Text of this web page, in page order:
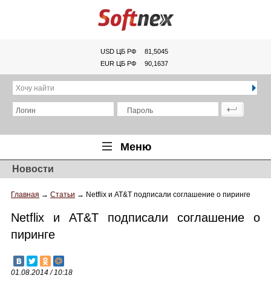
USD ЦБ РФ
81,5045
EUR ЦБ РФ
90,1637
Хочу найти
Логин Пароль
Меню
Главная
Обзоры
Новости
Новинки
Статьи
Новости
Главная → Статьи → Netflix и AT&T подписали соглашение о пиринге
Netflix и AT&T подписали соглашение о
пиринге
01.08.2014 / 10:18